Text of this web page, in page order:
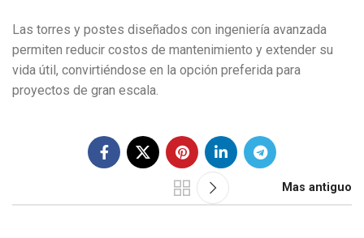
Las torres y postes diseñados con ingeniería avanzada
permiten reducir costos de mantenimiento y extender su
vida útil, convirtiéndose en la opción preferida para
proyectos de gran escala.
Mas antiguo